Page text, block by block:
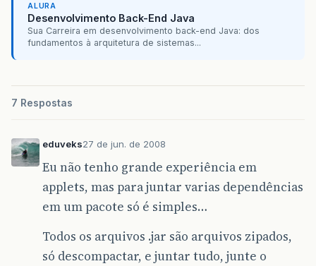
ALURA
Desenvolvimento Back-End Java
Sua Carreira em desenvolvimento back-end Java: dos
fundamentos à arquitetura de sistemas...
7 Respostas
eduveks27 de jun. de 2008
Eu não tenho grande experiência em
applets, mas para juntar varias dependências
em um pacote só é simples…
Todos os arquivos .jar são arquivos zipados,
só descompactar, e juntar tudo, junte o